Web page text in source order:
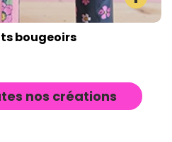
bougeoirs
nos créations